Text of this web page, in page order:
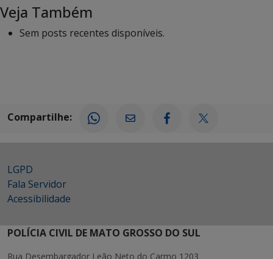
Veja Também
Sem posts recentes disponíveis.
Compartilhe:
LGPD
Fala Servidor
Acessibilidade
POLÍCIA CIVIL DE MATO GROSSO DO SUL
Rua Desembargador Leão Neto do Carmo 1203